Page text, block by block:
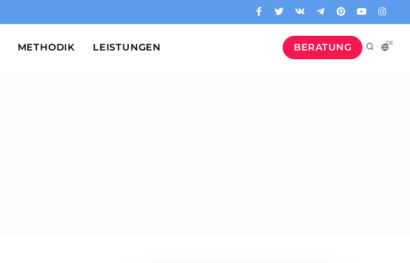
BERATUNG DE
METHODIK LEISTUNGEN